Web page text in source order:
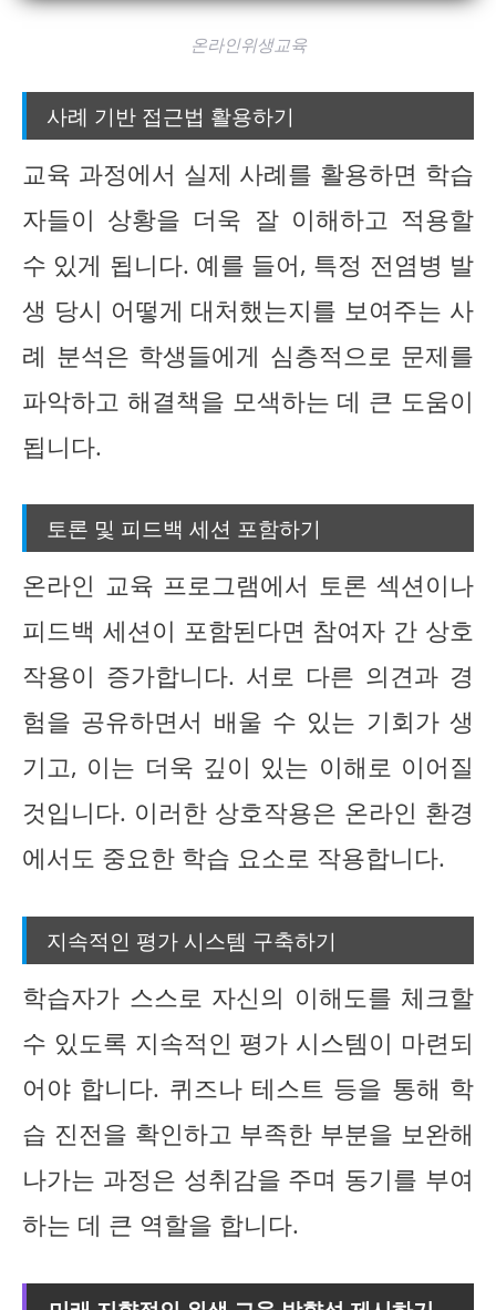
온라인위생교육
사례 기반 접근법 활용하기
교육 과정에서 실제 사례를 활용하면 학습
자들이 상황을 더욱 잘 이해하고 적용할
수 있게 됩니다. 예를 들어, 특정 전염병 발
생 당시 어떻게 대처했는지를 보여주는 사
례 분석은 학생들에게 심층적으로 문제를
파악하고 해결책을 모색하는 데 큰 도움이
됩니다.
토론 및 피드백 세션 포함하기
온라인 교육 프로그램에서 토론 섹션이나
피드백 세션이 포함된다면 참여자 간 상호
작용이 증가합니다. 서로 다른 의견과 경
험을 공유하면서 배울 수 있는 기회가 생
기고, 이는 더욱 깊이 있는 이해로 이어질
것입니다. 이러한 상호작용은 온라인 환경
에서도 중요한 학습 요소로 작용합니다.
지속적인 평가 시스템 구축하기
학습자가 스스로 자신의 이해도를 체크할
수 있도록 지속적인 평가 시스템이 마련되
어야 합니다. 퀴즈나 테스트 등을 통해 학
습 진전을 확인하고 부족한 부분을 보완해
나가는 과정은 성취감을 주며 동기를 부여
하는 데 큰 역할을 합니다.